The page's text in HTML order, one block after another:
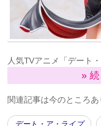
人気TVアニメ「デート
三」（ときさき・くる
（火）より予約がスター
»
関連記事は今のところ
デート・ア・ライブ